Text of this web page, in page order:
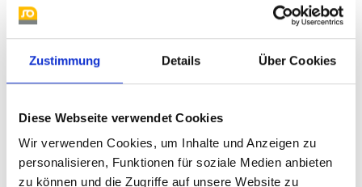
Zustimmung Details Über Cookies
Diese Webseite verwendet Cookies
Wir verwenden Cookies, um Inhalte und Anzeigen zu
personalisieren, Funktionen für soziale Medien anbieten
zu können und die Zugriffe auf unsere Website zu
Bügelschieber mit
Standardgriff
Anhänger mit
mit Ring